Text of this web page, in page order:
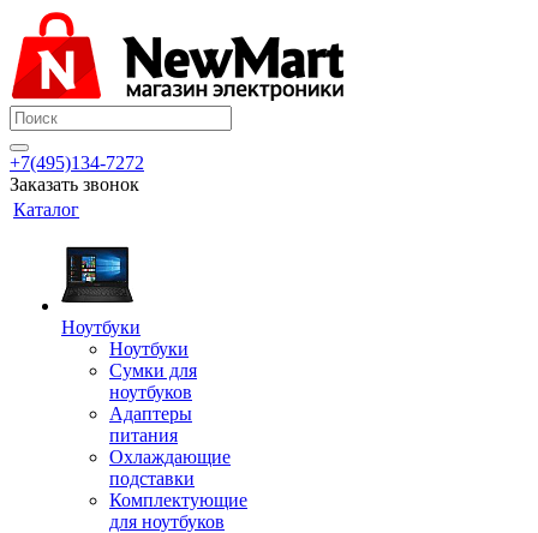
+7(495)134-7272
Заказать звонок
Каталог
Ноутбуки
Ноутбуки
Сумки для
ноутбуков
Адаптеры
питания
Охлаждающие
подставки
Комплектующие
для ноутбуков